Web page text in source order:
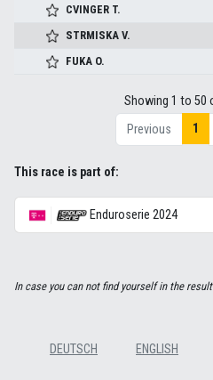
CVINGER T.
STRMISKAV.
FUKA O.
Showing 1 to 50
Previous
1
This race is part of:
Enduroserie 2024
In case you can not find yourself in the
DEUTSCH ENGLISH